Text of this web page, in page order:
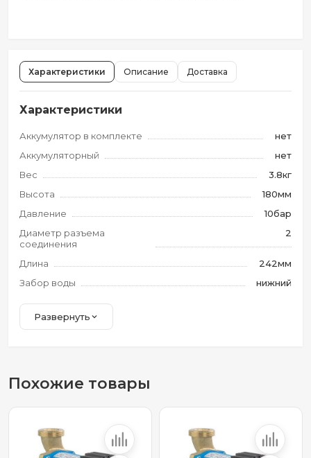
Характеристики Описание Доставка
Характеристики
Аккумулятор в комплекте
нет
Аккумуляторный
нет
Вес
3.8кг
Высота
180мм
Давление
10бар
Диаметр разъема
соединения
2
Длина
242мм
Забор воды
нижний
Развернуть
Похожие товары